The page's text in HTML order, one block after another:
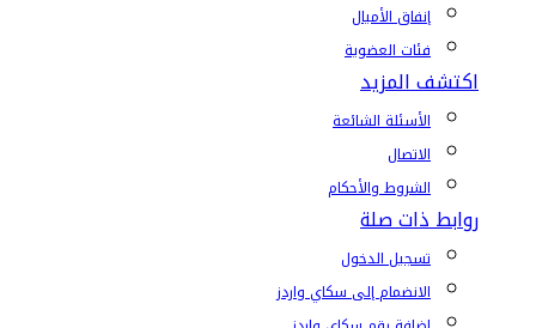
إنفاق الأميال
فئات العضوية
اكتشف المزيد
الأسئلة الشائعة
الاتصال
الشروط والأحكام
روابط ذات صلة
تسجيل الدخول
الانضمام إلى سكاي واردز